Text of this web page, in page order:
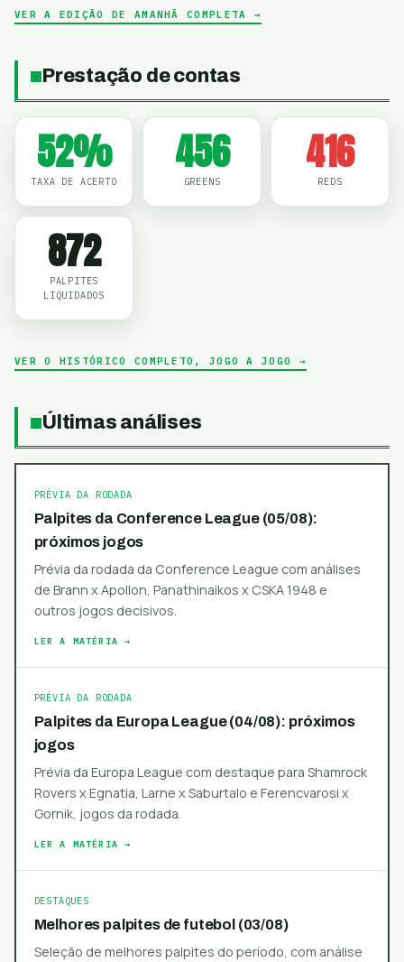
VER A EDIÇÃO DE AMANHÃ COMPLETA →
Prestação de contas
52%
TAXA DE ACERTO
456
GREENS
416
REDS
872
PALPITES
LIQUIDADOS
VER O HISTÓRICO COMPLETO, JOGO A JOGO →
Últimas análises
PRÉVIA DA RODADA
Palpites da Conference League (05/08):
próximos jogos
Prévia da rodada da Conference League com análises
de Brann x Apollon, Panathinaikos x CSKA 1948 e
outros jogos decisivos.
LER A MATÉRIA →
PRÉVIA DA RODADA
Palpites da Europa League (04/08): próximos
jogos
Prévia da Europa League com destaque para Shamrock
Rovers x Egnatia, Larne x Saburtalo e Ferencvarosi x
Gornik, jogos da rodada.
LER A MATÉRIA →
DESTAQUES
Melhores palpites de futebol (03/08)
Seleção de melhores palpites do período, com análise